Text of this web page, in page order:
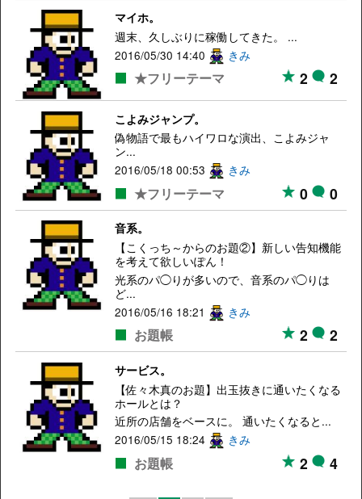
マイホ。
週末、久しぶりに稼働してきた。 ...
2016/05/30 14:40
きみ
★フリーテーマ 2 2
こよみジャンプ。
偽物語で最もハイワロな演出、こよみジャ
ン...
2016/05/18 00:53
きみ
★フリーテーマ 0 0
音系。
【こくっち～からのお題②】新しい告知機能
を考えて欲しいぽん！
光系のパ◯りが多いので、音系のパ◯りは
ど...
2016/05/16 18:21
きみ
お題帳 2 2
サービス。
【佐々木真のお題】出玉抜きに通いたくなる
ホールとは？
近所の店舗をベースに。 通いたくなると...
2016/05/15 18:24
きみ
お題帳 2 4